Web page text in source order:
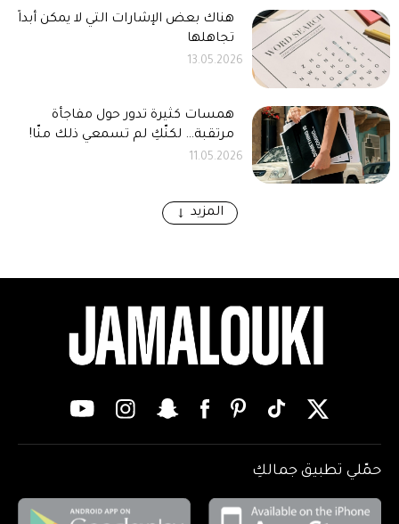
هناك بعض الإشارات التي لا يمكن أبداً
تجاهلها
13.05.2026
همسات كثيرة تدور حول مفاجأة
مرتقبة… لكنّكِ لم تسمعي ذلك منّا!
11.05.2026
المزيد
حمّلي تطبيق جمالكِ